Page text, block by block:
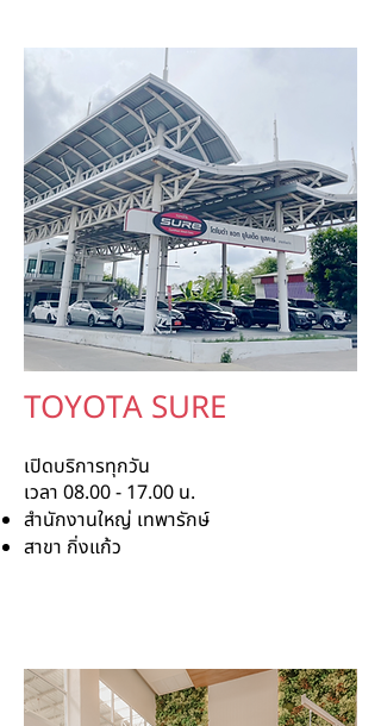
TOYOTA SURE
เปิดบริการทุกวัน
เวลา 08.00 - 17.00 น.
สำนักงานใหญ่ เทพารักษ์
สาขา กิ่งแก้ว